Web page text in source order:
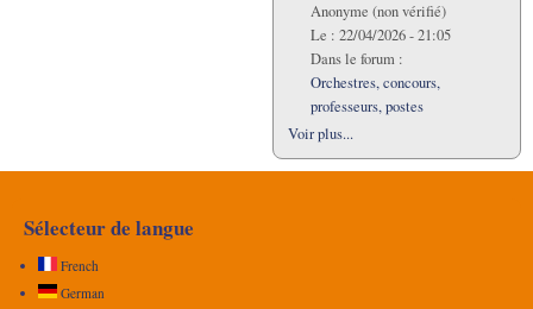
Anonyme (non vérifié)
Le : 22/04/2026 - 21:05
Dans le forum :
Orchestres, concours,
professeurs, postes
Voir plus...
Sélecteur de langue
French
German